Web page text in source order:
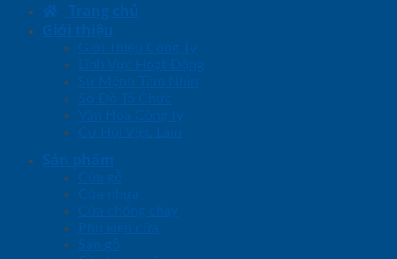
Trang chủ
Giới thiệu
Giới Thiệu Công Ty
Lĩnh Vực Hoạt Động
Sứ Mệnh Tầm Nhìn
Sơ Đồ Tổ Chức
Văn Hóa Công ty
Cơ Hội Việc Làm
Sản phẩm
Cửa gỗ
Cửa nhựa
Cửa chống cháy
Phụ kiện cửa
Sàn gỗ